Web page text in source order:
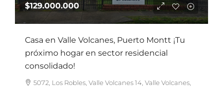
$129.000.000
Casa en Valle Volcanes, Puerto Montt ¡Tu
próximo hogar en sector residencial
consolidado!
5072, Los Robles, Valle Volcanes 14, Valle Volcanes,